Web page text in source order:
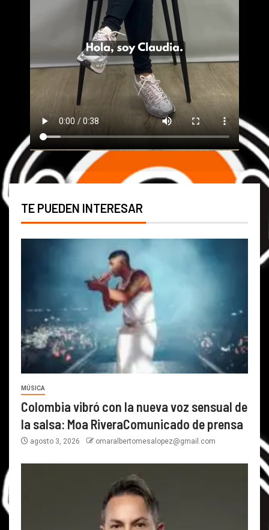
TE PUEDEN INTERESAR
MÚSICA
Colombia vibró con la nueva voz sensual de
la salsa: Moa RiveraComunicado de prensa
agosto 3, 2026 omaralbertomesalopez@gmail.com